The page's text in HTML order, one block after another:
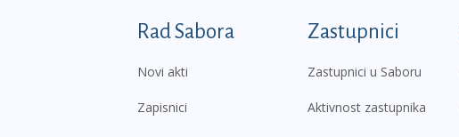
Podnožje prvi izbornik
Rad Sabora
Novi akti
Zapisnici
Zastupnici
Zastupnici u Saboru
Aktivnost zastupnika